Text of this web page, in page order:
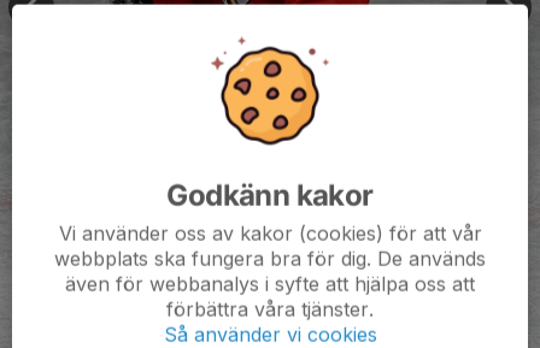
Godkänn kakor
Vi använder oss av kakor (cookies) för att vår
webbplats ska fungera bra för dig. De används
även för webbanalys i syfte att hjälpa oss att
förbättra våra tjänster.
Så använder vi cookies